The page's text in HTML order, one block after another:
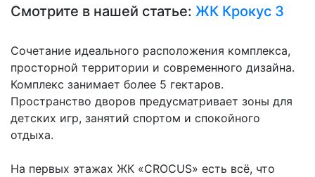
Смотрите в нашей статье: ЖК Крокус 3
Сочетание идеального расположения комплекса,
просторной территории и современного дизайна.
Комплекс занимает более 5 гектаров.
Пространство дворов предусматривает зоны для
детских игр, занятий спортом и спокойного
отдыха.
На первых этажах ЖК «CROCUS» есть всё, что